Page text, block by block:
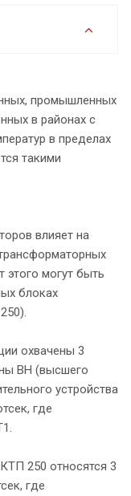
промышленных
в районах с
в пределах
такими
влияет на
этого могут быть
блоках
охвачены 3
ВН (высшего
устройства
где
250 относятся 3
где